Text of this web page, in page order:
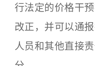
行法定的价格干
改正，并可以通
人员和其他直接